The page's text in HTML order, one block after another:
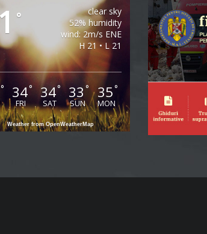
°
clear sky
52% humidity
wind: 2m/s ENE
H 21 • L 21
° 34°
FRI
34°
SAT
33 °
SUN
35°
MON
Weather from OpenWeatherMap